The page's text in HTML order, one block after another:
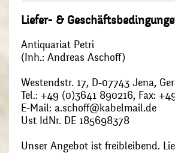
Liefer- &
Antiquariat Petri
(Inh.: Andreas Aschoff)
Westendstr. 17, D-07743 Jena,
Tel.: +49 (0)3641 890216, Fax:
E-Mail: a.schoff@kabelmail.de
Ust IdNr. DE 185698378
Unser Angebot ist freibleibend.